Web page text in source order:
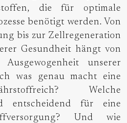
die für optimale
benötigt werden. Von
bis zur Zellregeneration
Gesundheit hängt von
unserer
was genau macht eine
Welche
entscheidend für eine
Und wie